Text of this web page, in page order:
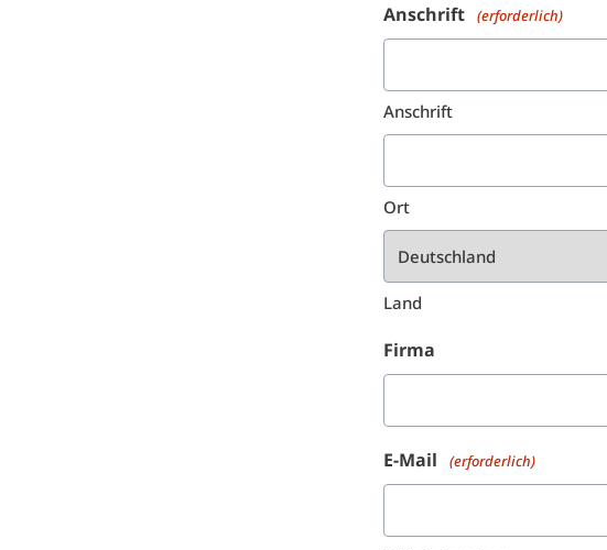
Anschrift (erforderlich)
Anschrift
Ort
Land
Firma
E-Mail (erforderlich)